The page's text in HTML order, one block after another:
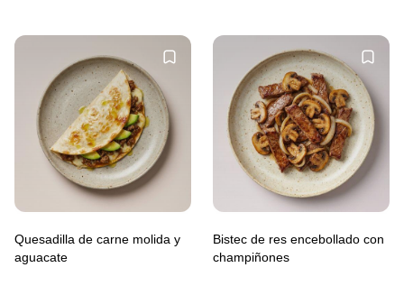
Quesadilla de carne molida y
aguacate
Bistec de res encebollado con
champiñones